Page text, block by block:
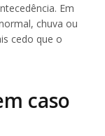
Em
chuva ou
cedo que o
caso